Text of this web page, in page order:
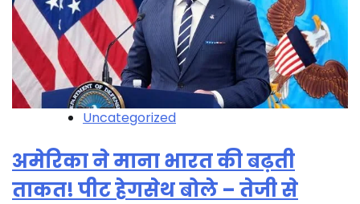
Uncategorized
अमेरिका ने माना भारत की बढ़ती
ताकत! पीट हेगसेथ बोले – तेजी से